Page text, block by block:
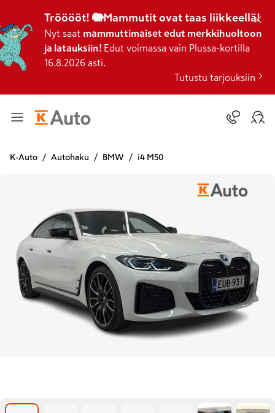
Trööööt! 🐘Mammutit ovat taas liikkeellä!
Nyt saat mammuttimaiset edut merkkihuoltoon
ja latauksiin! Edut voimassa vain Plussa-kortilla
16.8.2026 asti.
Tutustu tarjouksiin
K-Auto Autohaku BMW i4 M50